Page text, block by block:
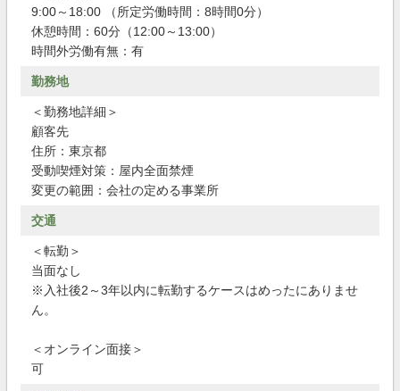
9:00～18:00 （所定労働時間：8時間0分）
休憩時間：60分（12:00～13:00）
時間外労働有無：有
勤務地
＜勤務地詳細＞
顧客先
住所：東京都
受動喫煙対策：屋内全面禁煙
変更の範囲：会社の定める事業所
交通
＜転勤＞
当面なし
※入社後2～3年以内に転勤するケースはめったにありませ
ん。
＜オンライン面接＞
可